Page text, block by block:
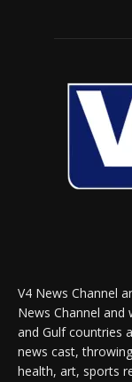
V4 News Channel
News Channel
and Gulf countries
news cast,
health, art, sports